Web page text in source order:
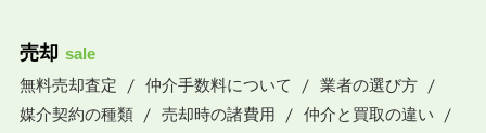
売却 sale
無料売却査定
仲介手数料について
業者の選び方
媒介契約の種類
売却時の諸費用
仲介と買取の違い